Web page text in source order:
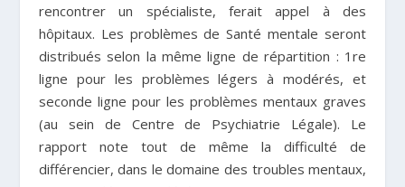
rencontrer un spécialiste, ferait appel à des
hôpitaux. Les problèmes de Santé mentale seront
distribués selon la même ligne de répartition : 1re
ligne pour les problèmes légers à modérés, et
seconde ligne pour les problèmes mentaux graves
(au sein de Centre de Psychiatrie Légale). Le
rapport note tout de même la difficulté de
différencier, dans le domaine des troubles mentaux,